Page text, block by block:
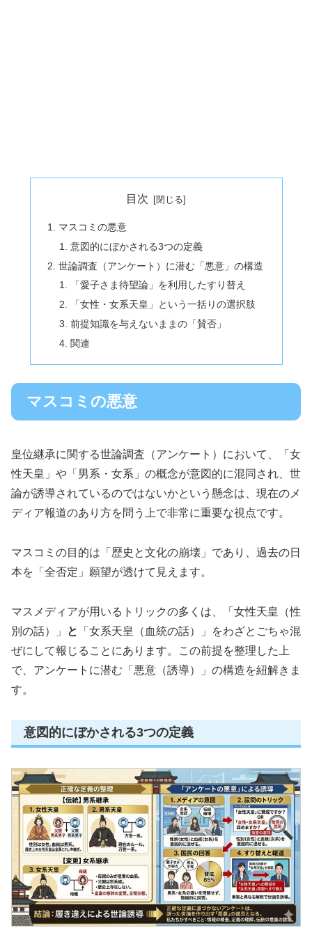
目次
マスコミの悪意
意図的にぼかされる3つの定義
世論調査（アンケート）に潜む「悪意」の構造
「愛子さま待望論」を利用したすり替え
「女性・女系天皇」という一括りの選択肢
前提知識を与えないままの「賛否」
関連
マスコミの悪意
皇位継承に関する世論調査（アンケート）において、「女
性天皇」や「男系・女系」の概念が意図的に混同され、世
論が誘導されているのではないかという懸念は、現在のメ
ディア報道のあり方を問う上で非常に重要な視点です。
マスコミの目的は「歴史と文化の崩壊」であり、過去の日
本を「全否定」願望が透けて見えます。
マスメディアが用いるトリックの多くは、「女性天皇（性
別の話）」
と
「女系天皇（血統の話）」をわざとごちゃ混
ぜにして報じることにあります。この前提を整理した上
で、アンケートに潜む「悪意（誘導）」の構造を紐解きま
す。
意図的にぼかされる3つの定義